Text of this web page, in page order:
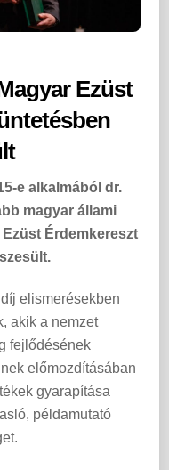
Ezüst
e alkalmából dr.
magyar állami
Érdemkereszt
elismerésekben
akik a nemzet
fejlődésének
előmozdításában
gyarapítása
példamutató